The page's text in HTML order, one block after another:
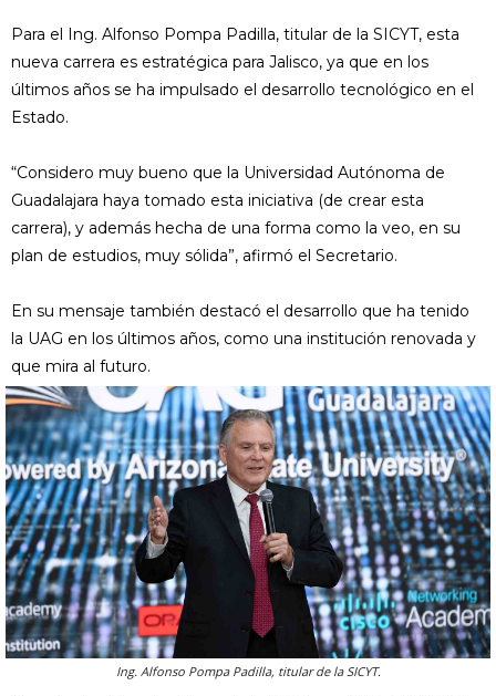
Para el Ing. Alfonso Pompa Padilla, titular de la SICYT, esta
nueva carrera es estratégica para Jalisco, ya que en los
últimos años se ha impulsado el desarrollo tecnológico en el
Estado.
“Considero muy bueno que la Universidad Autónoma de
Guadalajara haya tomado esta iniciativa (de crear esta
carrera), y además hecha de una forma como la veo, en su
plan de estudios, muy sólida”, afirmó el Secretario.
En su mensaje también destacó el desarrollo que ha tenido
la UAG en los últimos años, como una institución renovada y
que mira al futuro.
Ing. Alfonso Pompa Padilla, titular de la SICYT.